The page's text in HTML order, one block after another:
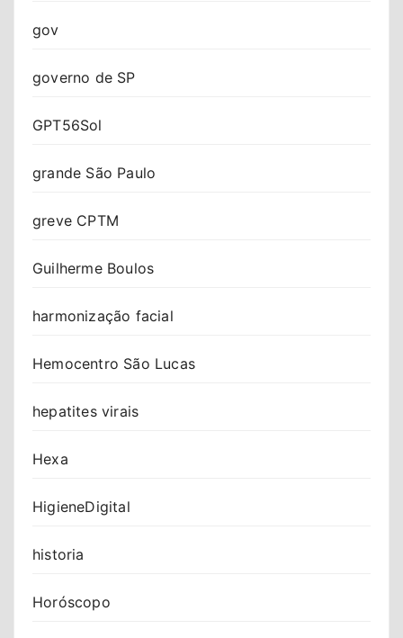
gov
governo de SP
GPT56Sol
grande São Paulo
greve CPTM
Guilherme Boulos
harmonização facial
Hemocentro São Lucas
hepatites virais
Hexa
HigieneDigital
historia
Horóscopo